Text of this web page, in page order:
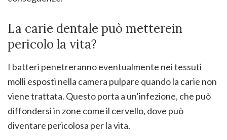
La carie dentale può metterein
pericolo la vita?
I batteri penetreranno eventualmente nei tessuti
molli esposti nella camera pulpare quando la carie non
viene trattata. Questo porta a un’infezione, che può
diffondersi in zone come il cervello, dove può
diventare pericolosa per la vita.